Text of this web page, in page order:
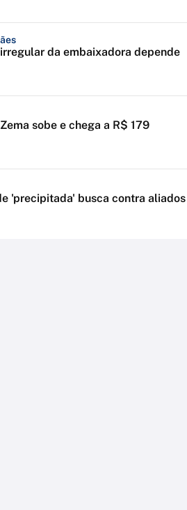
da embaixadora depende
sobe e chega a R$ 179
'precipitada' busca contra aliados